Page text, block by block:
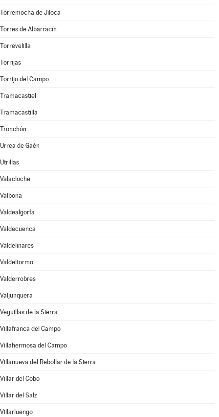
Torremocha de Jiloca
Torres de Albarracín
Torrevelilla
Torrijas
Torrijo del Campo
Tramacastiel
Tramacastilla
Tronchón
Urrea de Gaén
Utrillas
Valacloche
Valbona
Valdealgorfa
Valdecuenca
Valdelinares
Valdeltormo
Valderrobres
Valjunquera
Veguillas de la Sierra
Villafranca del Campo
Villahermosa del Campo
Villanueva del Rebollar de la Sierra
Villar del Cobo
Villar del Salz
Villarluengo